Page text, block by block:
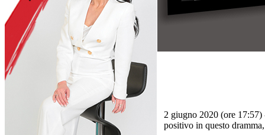
2 giugno 2020 (ore 17:57)
positivo in questo